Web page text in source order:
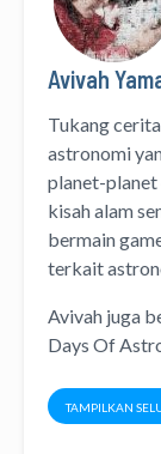
Avivah
Tukang
astronomi
planet-planet
kisah alam
bermain
terkait
Avivah juga
Days Of
TAMPILKAN